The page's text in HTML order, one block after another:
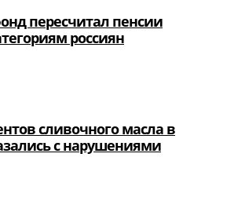
пересчитал пенсии
россиян
сливочного масла в
с нарушениями